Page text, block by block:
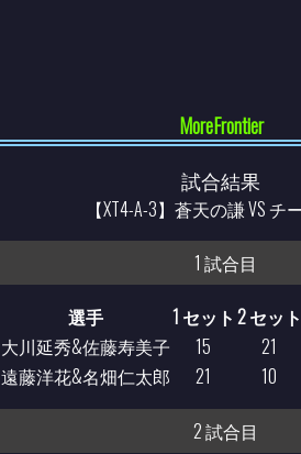
MoreFrontier
試合結果
【XT4-A-3】蒼天の謙 VS チ
1 試合目
選手 1 セット 2 セット
大川延秀&佐藤寿美子 15 21
遠藤洋花&名畑仁太郎 21 10
2 試合目